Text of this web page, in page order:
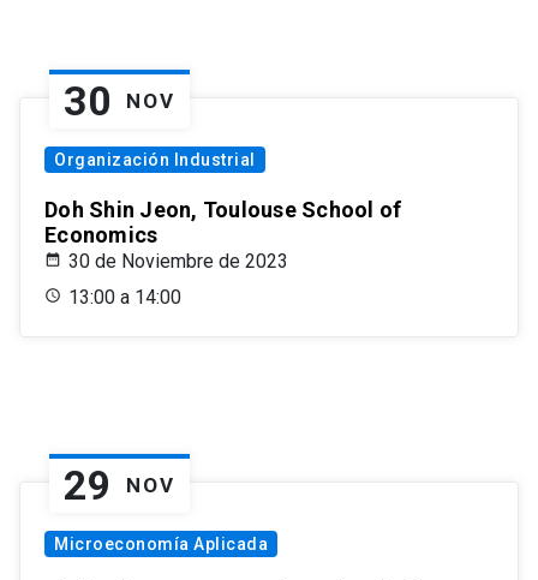
30 NOV
Organización Industrial
Doh Shin Jeon, Toulouse School of
Economics
30 de Noviembre de 2023
13:00 a 14:00
29 NOV
Microeconomía Aplicada